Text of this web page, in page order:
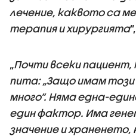
лечение, каквото са
терапия и хирургията
„Почти всеки пациент,
пита: „Защо имам този
много”. Няма една-
един фактор. Има
значение и храненето,